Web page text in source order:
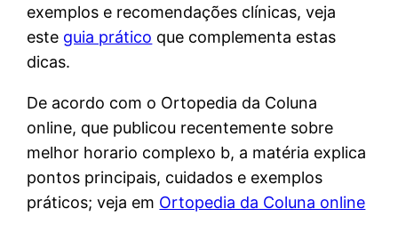
exemplos e recomendações clínicas, veja
este guia prático que complementa estas
dicas.
De acordo com o Ortopedia da Coluna
online, que publicou recentemente sobre
melhor horario complexo b, a matéria explica
pontos principais, cuidados e exemplos
práticos; veja em Ortopedia da Coluna online